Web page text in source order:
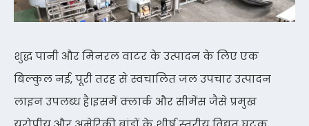
शुद्ध पानी और मिनरल वाटर के उत्पादन के लिए एक
बिल्कुल नई, पूरी तरह से स्वचालित जल उपचार उत्पादन
लाइन उपलब्ध है।इसमें क्लार्क और सीमेंस जैसे प्रमुख